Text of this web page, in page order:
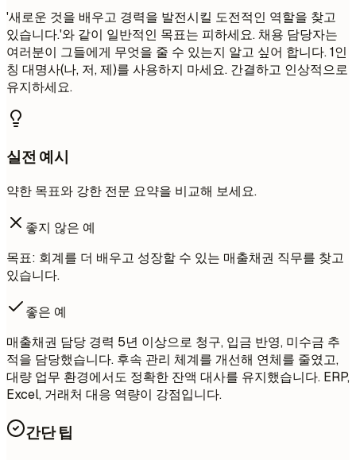
'새로운 것을 배우고 경력을 발전시킬 도전적인 역할을 찾고
있습니다.'와 같이 일반적인 목표는 피하세요. 채용 담당자는
여러분이 그들에게 무엇을 줄 수 있는지 알고 싶어 합니다. 1인
칭 대명사(나, 저, 제)를 사용하지 마세요. 간결하고 인상적으로
유지하세요.
실전 예시
약한 목표와 강한 전문 요약을 비교해 보세요.
좋지 않은 예
목표: 회계를 더 배우고 성장할 수 있는 매출채권 직무를 찾고
있습니다.
좋은 예
매출채권 담당 경력 5년 이상으로 청구, 입금 반영, 미수금 추
적을 담당했습니다. 후속 관리 체계를 개선해 연체를 줄였고,
대량 업무 환경에서도 정확한 잔액 대사를 유지했습니다. ERP,
Excel, 거래처 대응 역량이 강점입니다.
간단 팁